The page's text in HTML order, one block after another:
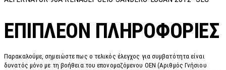
ΕΠΙΠΛΈΟΝ ΠΛΗΡΟΦΟΡΊΕΣ
Παρακαλούμε, σημειώστε πως ο τελικός έλεγχος για συμβατότητα είναι
δυνατός μόνο με τη βοήθεια του επονομαζόμενου OEN (Αριθμός Γνήσιου